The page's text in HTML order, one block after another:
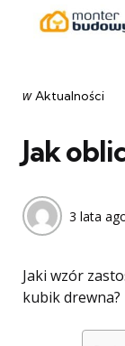
Categories
post
w Aktualności
Jak
3 lata
Jaki wzór
kubik drewna?